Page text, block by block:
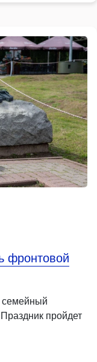
фронтовой
семейный
пройдет